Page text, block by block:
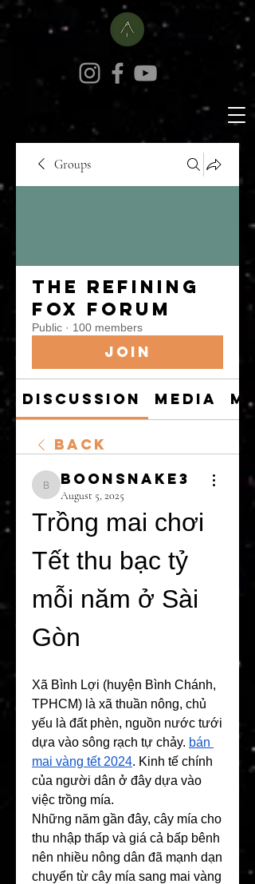
Groups
The Refining
Fox Forum
Public · 100 members
Join
Discussion Media
Back
boonsnake3
boonsnake3
August 5, 2025
Trồng mai chơi
Tết thu bạc tỷ
mỗi năm ở Sài
Gòn
Xã Bình Lợi (huyện Bình Chánh,
TPHCM) là xã thuần nông, chủ
yếu là đất phèn, nguồn nước tưới
dựa vào sông rạch tự chảy. bán
mai vàng tết 2024. Kinh tế chính
của người dân ở đây dựa vào
việc trồng mía.
Những năm gần đây, cây mía cho
thu nhập thấp và giá cả bấp bênh
nên nhiều nông dân đã mạnh dạn
chuyển từ cây mía sang mai vàng